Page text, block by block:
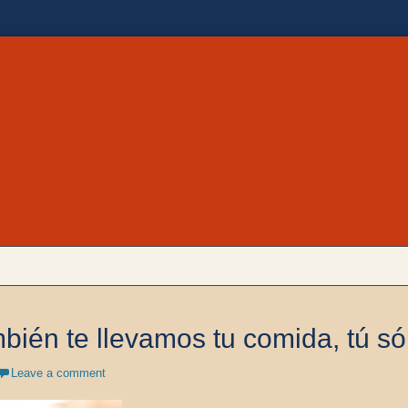
Cocina Moreliana |
en Morelia, ubicado en Zona Camelinas sobre Ezequiel Calderón #30
te llevamos tu comida, tú
Leave a comment